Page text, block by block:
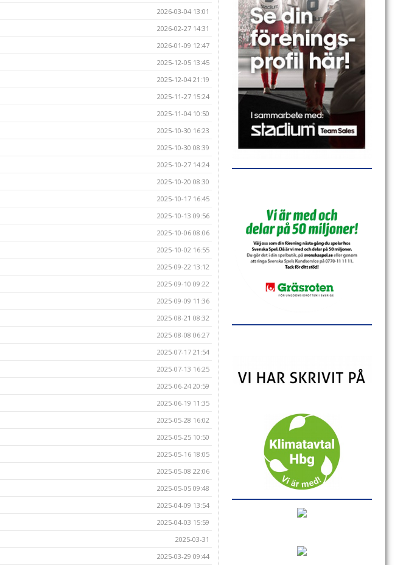
2026-03-04 13:01
2026-02-27 14:31
2026-01-09 12:47
2025-12-05 13:45
2025-12-04 21:19
2025-11-27 15:24
2025-11-04 10:50
2025-10-30 16:23
2025-10-30 08:39
2025-10-27 14:24
2025-10-20 08:30
2025-10-17 16:45
2025-10-13 09:56
2025-10-06 08:06
2025-10-02 16:55
2025-09-22 13:12
2025-09-10 09:22
2025-09-09 11:36
2025-08-21 08:32
2025-08-08 06:27
2025-07-17 21:54
2025-07-13 16:25
2025-06-24 20:59
2025-06-19 11:35
2025-05-28 16:02
2025-05-25 10:50
2025-05-16 18:05
2025-05-08 22:06
2025-05-05 09:48
2025-04-09 13:54
2025-04-03 15:59
2025-03-31
2025-03-29 09:44